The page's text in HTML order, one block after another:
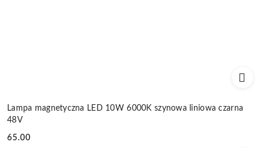
Lampa magnetyczna LED 10W 6000K szynowa liniowa czarna
48V
65.00